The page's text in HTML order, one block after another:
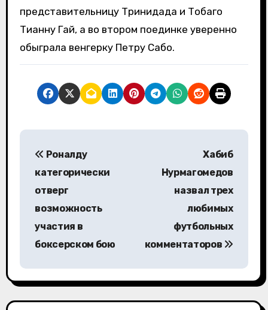
представительницу Тринидада и Тобаго
Тианну Гай, а во втором поединке уверенно
обыграла венгерку Петру Сабо.
Н
а
ц
Роналду
категорически
отверг
возможность
участия в
боксерском бою
Хабиб
Нурмагомедов
назвал трех
любимых
футбольных
комментаторов